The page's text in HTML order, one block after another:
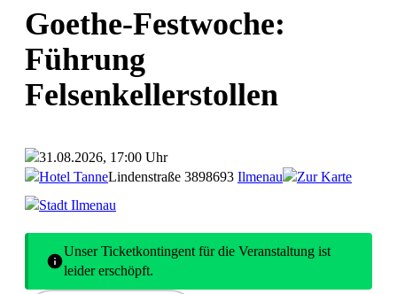
Goethe-Festwoche:
Führung
Felsenkellerstollen
31.08.2026, 17:00 Uhr
Hotel TanneLindenstraße 3898693 Ilmenau
Zur Karte
Stadt Ilmenau
Unser Ticketkontingent für die Veranstaltung ist
leider erschöpft.